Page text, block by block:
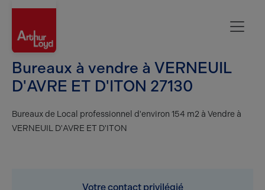
Bureaux à vendre à VERNEUIL
D'AVRE ET D'ITON 27130
Bureaux de Local professionnel d'environ 154 m2 à Vendre à
VERNEUIL D'AVRE ET D'ITON
Votre contact privilégié